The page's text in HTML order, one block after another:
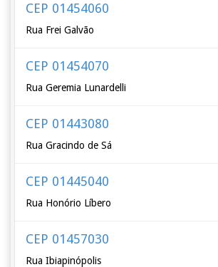
CEP 01454060
Rua Frei Galvão
CEP 01454070
Rua Geremia Lunardelli
CEP 01443080
Rua Gracindo de Sá
CEP 01445040
Rua Honório Líbero
CEP 01457030
Rua Ibiapinópolis